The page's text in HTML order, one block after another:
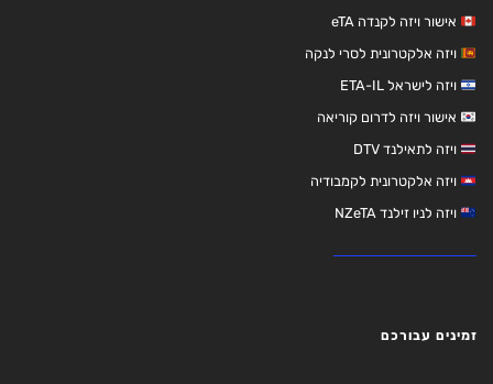
אישור ויזה לקנדה eTA
ויזה אלקטרונית לסרי לנקה
ויזה לישראל ETA-IL
אישור ויזה לדרום קוריאה
ויזה לתאילנד DTV
ויזה אלקטרונית לקמבודיה
ויזה לניו זילנד NZeTA
זמינים עבורכם